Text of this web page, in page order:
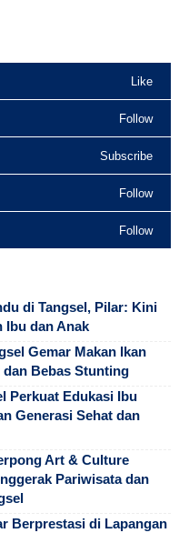
Like
Follow
Subscribe
Follow
Follow
di Tangsel, Pilar: Kini
Ibu dan Anak
Gemar Makan Ikan
dan Bebas Stunting
Perkuat Edukasi Ibu
Generasi Sehat dan
Art & Culture
Pariwisata dan
Berprestasi di Lapangan